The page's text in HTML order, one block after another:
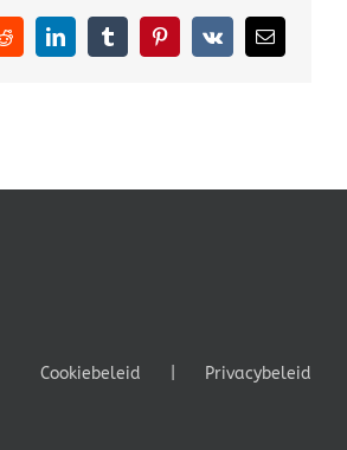
RedditLinkedInTumblrPinterest
Vk
E-
mail
Cookiebeleid Privacybeleid